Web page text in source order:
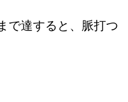
で達すると、脈打つ